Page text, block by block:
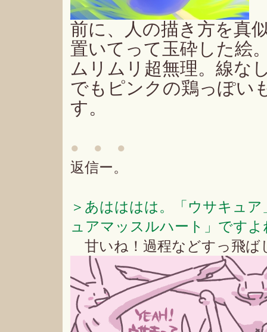
前に、人の描き方を真
置いてって玉砕した絵
ムリムリ超無理。線な
でもピンクの鶏っぽい
す。
● ● ●
返信ー。
＞あはははは。「ウサキュ
ュアマッスルハート」ですよ
甘いね！過程などすっ飛ば